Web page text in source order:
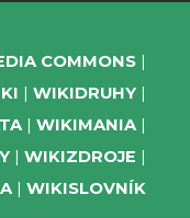
COMMONS
WIKIDRUHY
WIKIMANIA
WIKIZDROJE
WIKISLOVNÍK